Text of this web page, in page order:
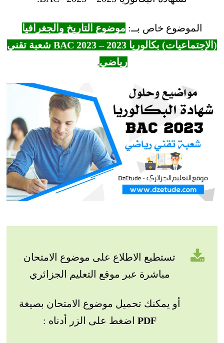
الموضوع خاص بــ: موضوع التاريخ والجغرافيا
(الإجتماعيات) بكالوريا 2023 – BAC 2023 شعبة تقني
رياضي.
تستطيع الاطلاع على موضوع الامتحان
مباشرة عبر موقع التعليم الجزائري
أو يمكنك تحميل موضوع الامتحان بصيغة
PDF اضغط على الزر أدناه :